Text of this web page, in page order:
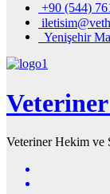
+90 (544)
Yenişehir
Veteriner Hekim ve